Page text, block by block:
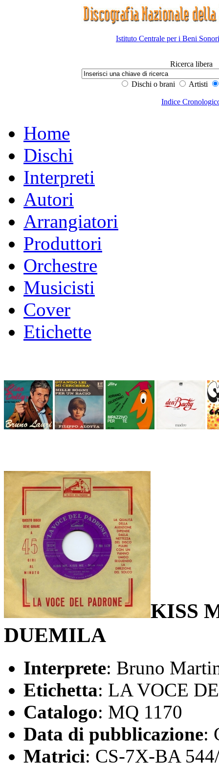
Istituto Centrale per i Beni
Ricerca libera
Dischi o brani Artisti
Indice
Home
Dischi
Interpreti
Autori
Arrangiatori
Produttori
Orchestre
Musicisti
Cover
Etichette
KISS
DUEMILA
Interprete: Bruno
Etichetta: LA VOCE
Catalogo: MQ 1170
Data di pubblicazione:
Matrici: CS-7X-BA